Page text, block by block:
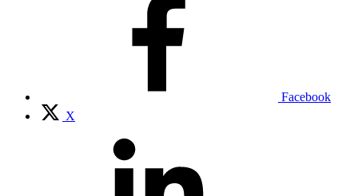
Facebook
X